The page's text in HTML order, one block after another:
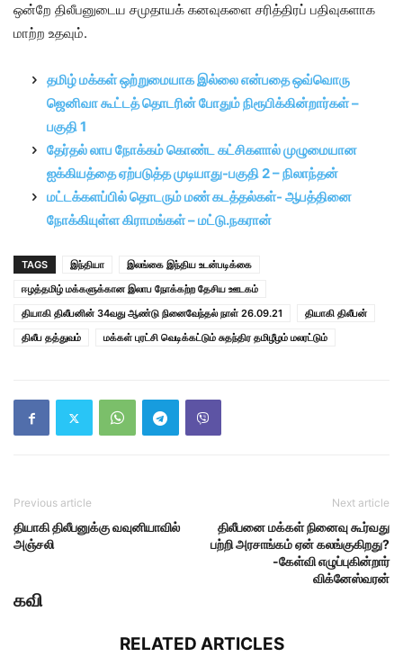
ஒன்றே திலீபனுடைய சமுதாயக் கனவுகளை சரித்திரப் பதிவுகளாக
மாற்ற உதவும்.
தமிழ் மக்கள் ஒற்றுமையாக இல்லை என்பதை ஒவ்வொரு
ஜெனிவா கூட்டத் தொடரின் போதும் நிரூபிக்கின்றார்கள் –
பகுதி 1
தேர்தல் லாப நோக்கம் கொண்ட கட்சிகளால் முழுமையான
ஐக்கியத்தை ஏற்படுத்த முடியாது-பகுதி 2 – நிலாந்தன்
மட்டக்களப்பில் தொடரும் மண் கடத்தல்கள்- ஆபத்தினை
நோக்கியுள்ள கிராமங்கள் – மட்டு.நகரான்
TAGS இந்தியா
இலங்கை இந்திய உடன்படிக்கை
ஈழத்தமிழ் மக்களுக்கான இலாப நோக்கற்ற தேசிய ஊடகம்
தியாகி திலீபனின் 34வது ஆண்டு நினைவேந்தல் நாள் 26.09.21
தியாகி திலீபன்
திலீப தத்துவம்
மக்கள் புரட்சி வெடிக்கட்டும் சுதந்திர தமிழீழம் மலரட்டும்
Previous article
தியாகி திலீபனுக்கு வவுனியாவில்
அஞ்சலி
Next article
திலீபனை மக்கள் நினைவு கூர்வது
பற்றி அரசாங்கம் ஏன் கலங்குகிறது?
-கேள்வி எழுப்புகின்றார்
விக்னேஸ்வரன்
கவி
RELATED ARTICLES